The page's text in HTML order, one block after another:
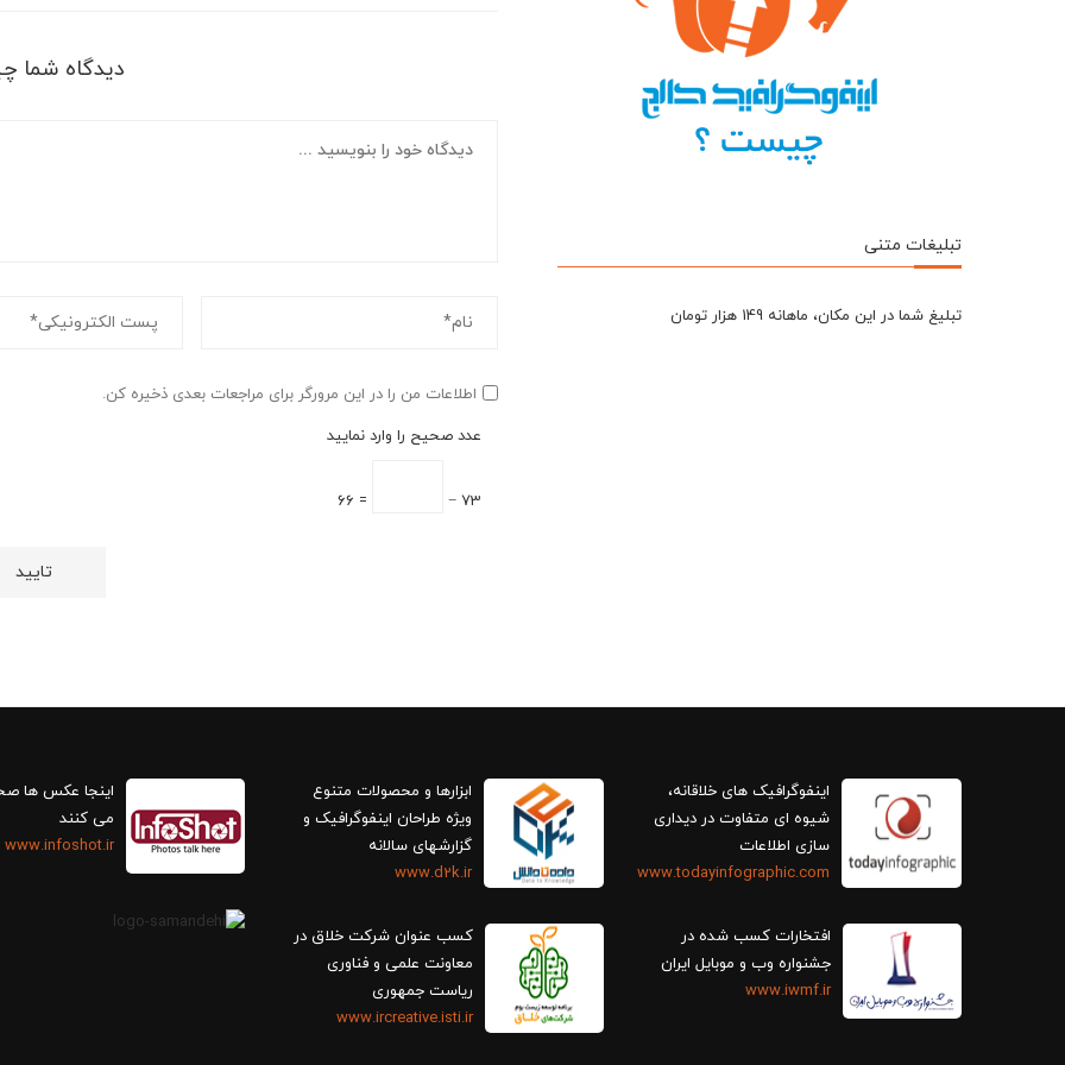
دیدگاه شما
اطلاعات من را در این مرورگر برای مراجعات بعدی ذخیره کن.
عدد صحیح را وارد نمایید
73 −
= 66
تبلیغات متنی
تبلیغ شما در این مکان، ماهانه 149 هزار تومان
اینفوگرافیک های خلاقانه،
سازی اطلاعات
www.todayinfographic.com
افتخارات کسب شده در
جشنواره وب و موبایل ایران
www.iwmf.ir
ابزارها و محصولات متنوع
ویژه طراحان اینفوگرافیک و
گزارش‎های سالانه
www.d2k.ir
کسب عنوان شرکت خلاق در
معاونت علمی و فناوری
ریاست جمهوری
www.ircreative.isti.ir
اینجا عکس ها
می کنند
www.infoshot.ir